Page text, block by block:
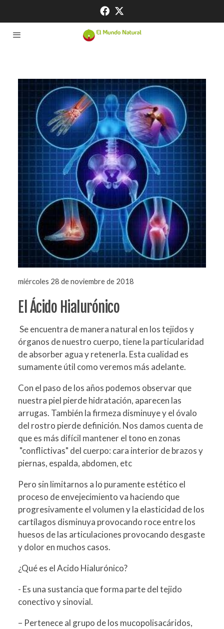
miércoles 28 de noviembre de 2018
El Ácido Hialurónico
Se encuentra de manera natural en los tejidos y
órganos de nuestro cuerpo, tiene la particularidad
de absorber agua y retenerla. Esta cualidad es
sumamente útil como veremos más adelante.
Con el paso de los años podemos observar que
nuestra piel pierde hidratación, aparecen las
arrugas. También la firmeza disminuye y el óvalo
del rostro pierde definición. Nos damos cuenta de
que es más difícil mantener el tono en zonas
"conflictivas" del cuerpo: cara interior de brazos y
piernas, espalda, abdomen, etc
Pero sin limitarnos a lo puramente estético el
proceso de envejecimiento va haciendo que
progresivamente el volumen y la elasticidad de los
cartílagos disminuya provocando roce entre los
huesos de las articulaciones provocando desgaste
y dolor en muchos casos.
¿Qué es el Acido Hialurónico?
- Es una sustancia que forma parte del tejido
conectivo y sinovial.
– Pertenece al grupo de los mucopolisacáridos,